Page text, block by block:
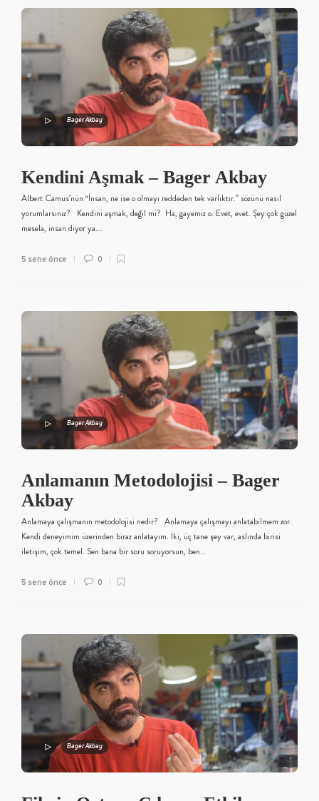
Bager Akbay
Kendini Aşmak – Bager Akbay
Albert Camus’nün ‘‘İnsan, ne ise o olmayı reddeden tek varlıktır.’’ sözünü nasıl
yorumlarsınız? Kendini aşmak, değil mi? Ha, gayemiz o. Evet, evet. Şey çok güzel
mesela, insan diyor ya….
5 sene önce 0
Bager Akbay
Anlamanın Metodolojisi – Bager
Akbay
Anlamaya çalışmanın metodolojisi nedir? Anlamaya çalışmayı anlatabilmem zor.
Kendi deneyimim üzerinden biraz anlatayım. İki, üç tane şey var, aslında birisi
iletişim, çok temel. Sen bana bir soru soruyorsun, ben…
5 sene önce 0
Bager Akbay